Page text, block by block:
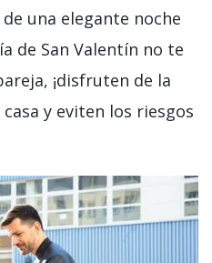
una elegante noche
de San Valentín no te
¡disfruten de la
y eviten los riesgos